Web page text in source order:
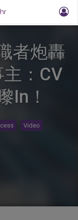
者炮轟
：CV
In！
Video